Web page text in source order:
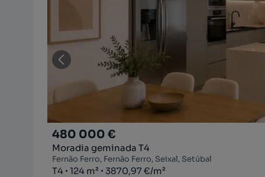
480 000 €
Moradia geminada T4
Fernão Ferro, Fernão Ferro, Seixal, Setúbal
Tipologia
T4
Zona124 m²
Preço por metro quadrado
3870,97 €/m²